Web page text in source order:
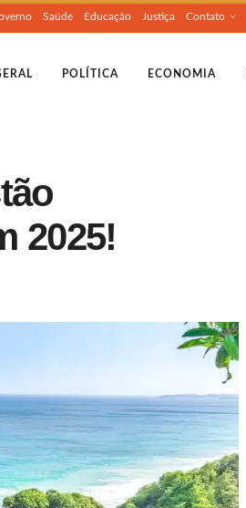
Saúde Educação Justiça Contato
POLÍTICA ECONOMIA
2025!